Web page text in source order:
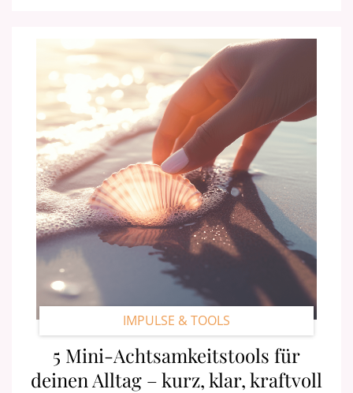
IMPULSE & TOOLS
5 Mini-Achtsamkeitstools für
deinen Alltag – kurz, klar, kraftvoll